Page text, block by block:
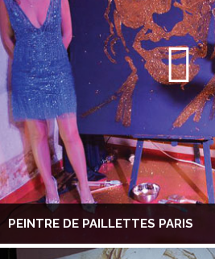
PEINTRE DE PAILLETTES PARIS